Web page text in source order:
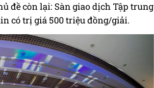
đề còn lại: Sàn giao dịch Tập trung
có trị giá 500 triệu đồng/giải.